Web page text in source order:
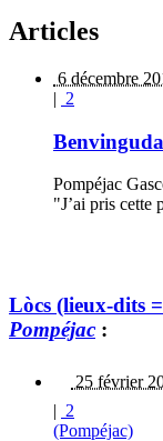
Articles
6 décembre
| 2
Pompéjac
"J’ai pris
Lòcs (lieux-dits
Pompéjac :
25 février
| 2
(Pompéjac)